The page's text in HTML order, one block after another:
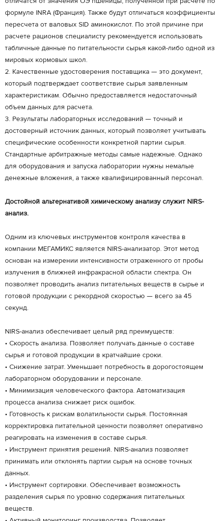
формуле INRA (Франция). Также будут отличаться коэффициенты
пересчета от валовых SID аминокислот. По этой причине при
расчете рационов специалисту рекомендуется использовать
табличные данные по питательности сырья какой-либо одной из
мировых кормовых школ.
2. Качественные удостоверения поставщика — это документ,
который подтверждает соответствие сырья заявленным
характеристикам. Обычно предоставляется недостаточный
объем данных для расчета.
3. Результаты лабораторных исследований — точный и
достоверный источник данных, который позволяет учитывать
специфические особенности конкретной партии сырья.
Стандартные арбитражные методы самые надежные. Однако
для оборудования и запуска лаборатории нужны немалые
денежные вложения, а также квалифицированный персонал.
Достойной альтернативой химическому анализу служит NIRS-
анализ.
Одним из ключевых инструментов контроля качества в
компании МЕГАМИКС является NIRS-анализатор. Этот метод
основан на измерении интенсивности отраженного от пробы
излучения в ближней инфракрасной области спектра. Он
позволяет проводить анализ питательных веществ в сырье и
готовой продукции с рекордной скоростью — всего за 45
секунд.
NIRS-анализ обеспечивает целый ряд преимуществ:
• Скорость анализа. Позволяет получать данные о составе
сырья и готовой продукции в кратчайшие сроки.
• Снижение затрат. Уменьшает потребность в дорогостоящем
лабораторном оборудовании и персонале.
• Минимизация человеческого фактора. Автоматизация
процесса анализа снижает риск ошибок.
• Готовность к рискам волатильности сырья. Постоянная
корректировка питательной ценности позволяет оперативно
реагировать на изменения в составе сырья.
• Инструмент принятия решений. NIRS-анализ позволяет
принимать или отклонять партии сырья на основе точных
данных.
• Инструмент сортировки. Обеспечивает возможность
разделения сырья по уровню содержания питательных
веществ.